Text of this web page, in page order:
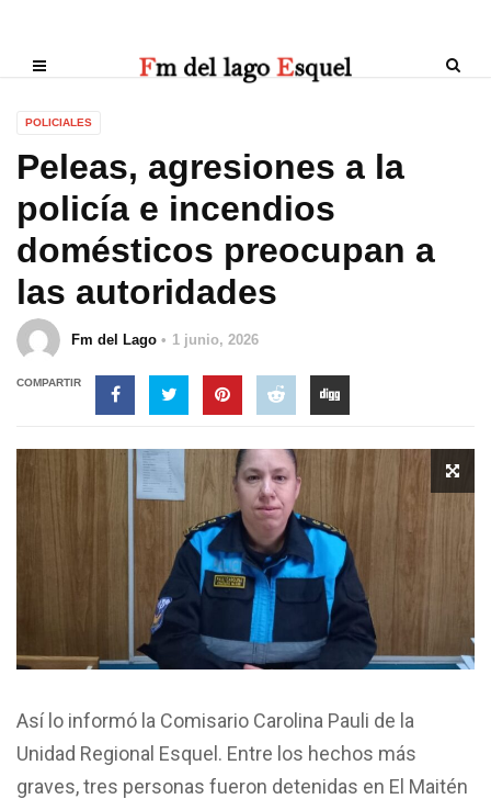
POLICIALES
Peleas, agresiones a la
policía e incendios
domésticos preocupan a
las autoridades
Fm del Lago 1 junio, 2026
COMPARTIR
Así lo informó la Comisario Carolina Pauli de la
Unidad Regional Esquel. Entre los hechos más
graves, tres personas fueron detenidas en El Maitén